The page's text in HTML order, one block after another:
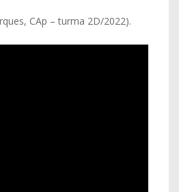
CAp – turma 2D/2022).